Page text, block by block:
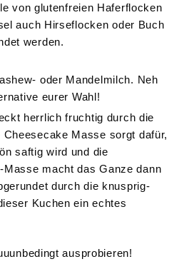
von glutenfreien Haferflocken
auch Hirseflocken oder Buch
werden.
oder Mandelmilch. Neh
eurer Wahl!
herrlich fruchtig durch die
Masse sorgt dafür,
saftig wird und die
macht das Ganze dann
durch die knusprig-
Kuchen ein echtes
ausprobieren!